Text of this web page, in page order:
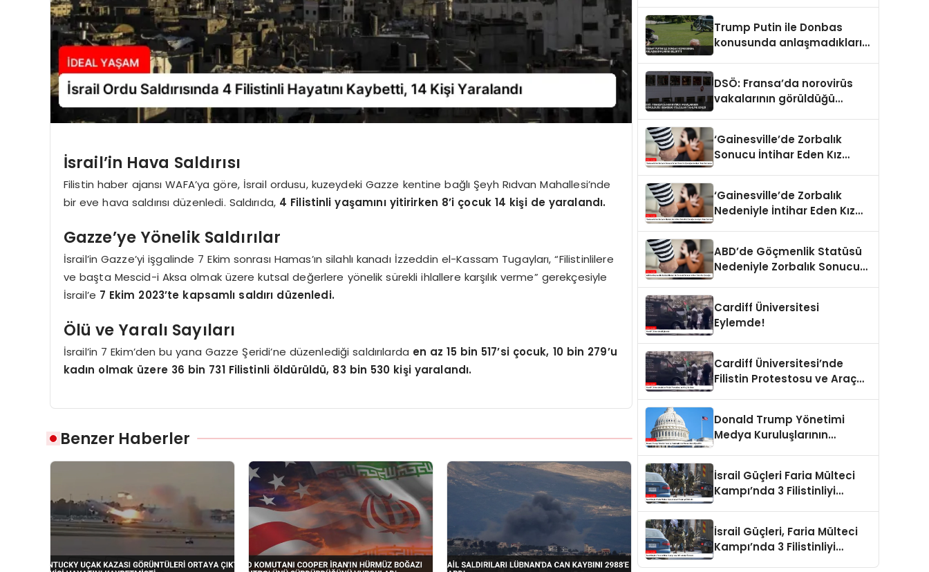
İsrail’in Hava Saldırısı
Filistin haber ajansı WAFA’ya göre, İsrail ordusu, kuzeydeki Gazze kentine bağlı Şeyh Rıdvan Mahallesi’nde
bir eve hava saldırısı düzenledi. Saldırıda, 4 Filistinli yaşamını yitirirken 8’i çocuk 14 kişi de yaralandı.
Gazze’ye Yönelik Saldırılar
İsrail’in Gazze’yi işgalinde 7 Ekim sonrası Hamas’ın silahlı kanadı İzzeddin el-Kassam Tugayları, “Filistinlilere
ve başta Mescid-i Aksa olmak üzere kutsal değerlere yönelik sürekli ihlallere karşılık verme” gerekçesiyle
İsrail’e 7 Ekim 2023’te kapsamlı saldırı düzenledi.
Ölü ve Yaralı Sayıları
İsrail’in 7 Ekim’den bu yana Gazze Şeridi’ne düzenlediği saldırılarda en az 15 bin 517’si çocuk, 10 bin 279’u
kadın olmak üzere 36 bin 731 Filistinli öldürüldü, 83 bin 530 kişi yaralandı.
Benzer Haberler
Trump Putin ile Donbas
konusunda anlaşmadıklarını
DSÖ: Fransa’da norovirüs
vakalarının görüldüğü
‘Gainesville’de Zorbalık
Sonucu İntihar Eden Kız
‘Gainesville’de Zorbalık
Nedeniyle İntihar Eden Kız
ABD’de Göçmenlik Statüsü
Nedeniyle Zorbalık Sonucu
Cardiff Üniversitesi
Eylemde!
Cardiff Üniversitesi’nde
Filistin Protestosu ve Araç
Donald Trump Yönetimi
Medya Kuruluşlarının
İsrail Güçleri Faria Mülteci
Kampı’nda 3 Filistinliyi
İsrail Güçleri, Faria Mülteci
Kampı’nda 3 Filistinliyi